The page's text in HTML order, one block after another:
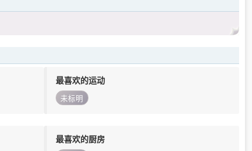
最喜欢的运动
未标明
最喜欢的厨房